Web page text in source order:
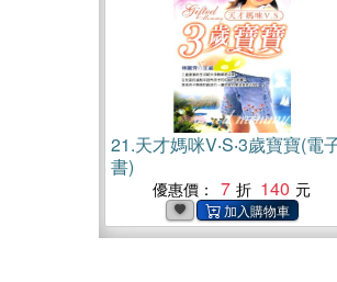
21.天才媽咪V‧S‧3歲寶寶(電
書)
優惠價： 7 140